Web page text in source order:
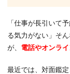
「仕事が長引いて
る気力がない」そ
が、 電話やオンラ
最近では、対面鑑